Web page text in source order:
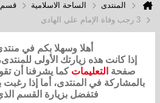
المنتدى الساحة الاسلامية
قسم
3 رجب وفاة الإمام علي الهادي
أهلا وسهلا بكم في
إذا كانت هذه زيارتك الأولى
صفحة التعليمات كما يشرفنا أن
بالمشاركة في المنتدى، أما إذا رغبت
فتفضل بزيارة القسم